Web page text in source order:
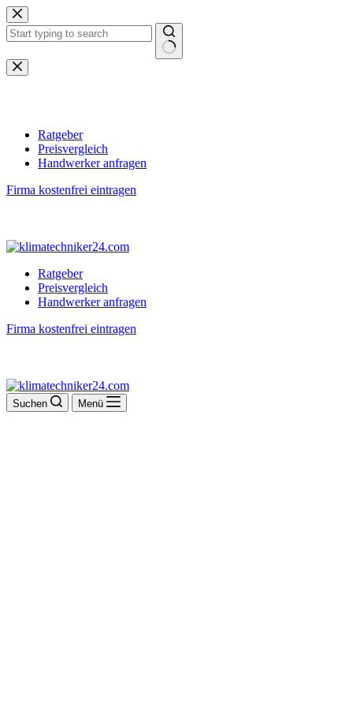
Zum
Inhalt
springen
Keine
Ergebnisse
Ratgeber
Preisvergleich
Handwerker anfragen
Firma kostenfrei eintragen
Ratgeber
Preisvergleich
Handwerker anfragen
Firma kostenfrei eintragen
Suchen Menü